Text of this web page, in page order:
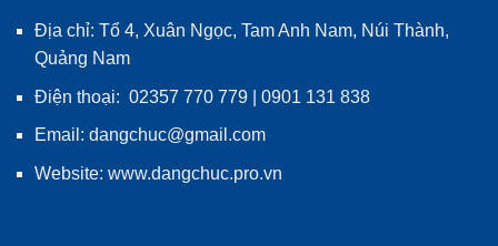
Địa chỉ: Tổ 4, Xuân Ngọc, Tam Anh Nam, Núi Thành,
Quảng Nam
Điện thoại: 02357 770 779 | 0901 131 838
Email: dangchuc@gmail.com
Website: www.dangchuc.pro.vn